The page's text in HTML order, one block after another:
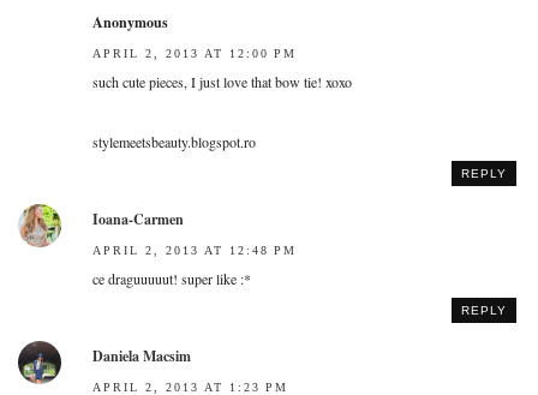
Anonymous
APRIL 2, 2013 AT 12:00 PM
such cute pieces, I just love that bow tie! xoxo
stylemeetsbeauty.blogspot.ro
REPLY
Ioana-Carmen
APRIL 2, 2013 AT 12:48 PM
ce draguuuuut! super like :*
REPLY
Daniela Macsim
APRIL 2, 2013 AT 1:23 PM